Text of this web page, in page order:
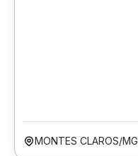
MONTES CLAROS/MG